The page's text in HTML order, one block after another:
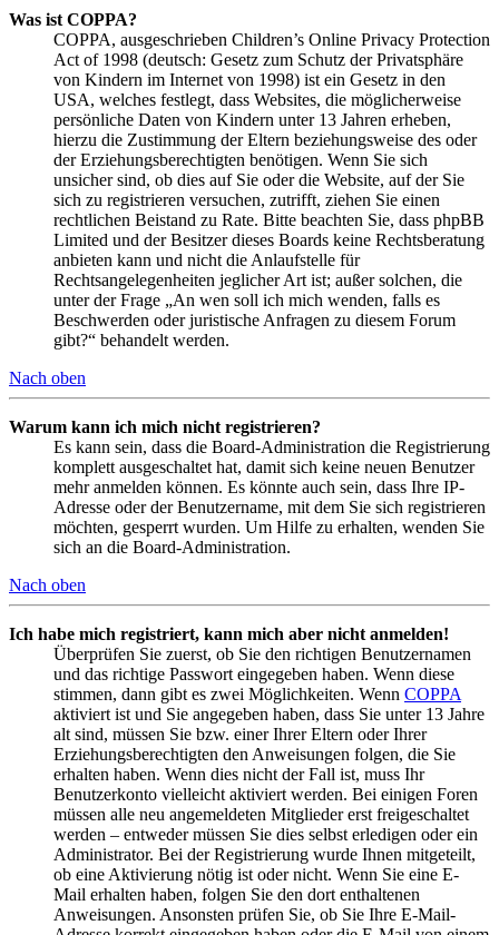
Was ist COPPA?
COPPA, ausgeschrieben Children’s Online Privacy Protection
Act of 1998 (deutsch: Gesetz zum Schutz der Privatsphäre
von Kindern im Internet von 1998) ist ein Gesetz in den
USA, welches festlegt, dass Websites, die möglicherweise
persönliche Daten von Kindern unter 13 Jahren erheben,
hierzu die Zustimmung der Eltern beziehungsweise des oder
der Erziehungsberechtigten benötigen. Wenn Sie sich
unsicher sind, ob dies auf Sie oder die Website, auf der Sie
sich zu registrieren versuchen, zutrifft, ziehen Sie einen
rechtlichen Beistand zu Rate. Bitte beachten Sie, dass phpBB
Limited und der Besitzer dieses Boards keine Rechtsberatung
anbieten kann und nicht die Anlaufstelle für
Rechtsangelegenheiten jeglicher Art ist; außer solchen, die
unter der Frage „An wen soll ich mich wenden, falls es
Beschwerden oder juristische Anfragen zu diesem Forum
gibt?“ behandelt werden.
Nach oben
Warum kann ich mich nicht registrieren?
Es kann sein, dass die Board-Administration die Registrierung
komplett ausgeschaltet hat, damit sich keine neuen Benutzer
mehr anmelden können. Es könnte auch sein, dass Ihre IP-
Adresse oder der Benutzername, mit dem Sie sich registrieren
möchten, gesperrt wurden. Um Hilfe zu erhalten, wenden Sie
sich an die Board-Administration.
Nach oben
Ich habe mich registriert, kann mich aber nicht anmelden!
Überprüfen Sie zuerst, ob Sie den richtigen Benutzernamen
und das richtige Passwort eingegeben haben. Wenn diese
stimmen, dann gibt es zwei Möglichkeiten. Wenn COPPA
aktiviert ist und Sie angegeben haben, dass Sie unter 13 Jahre
alt sind, müssen Sie bzw. einer Ihrer Eltern oder Ihrer
Erziehungsberechtigten den Anweisungen folgen, die Sie
erhalten haben. Wenn dies nicht der Fall ist, muss Ihr
Benutzerkonto vielleicht aktiviert werden. Bei einigen Foren
müssen alle neu angemeldeten Mitglieder erst freigeschaltet
werden – entweder müssen Sie dies selbst erledigen oder ein
Administrator. Bei der Registrierung wurde Ihnen mitgeteilt,
ob eine Aktivierung nötig ist oder nicht. Wenn Sie eine E-
Mail erhalten haben, folgen Sie den dort enthaltenen
Anweisungen. Ansonsten prüfen Sie, ob Sie Ihre E-Mail-